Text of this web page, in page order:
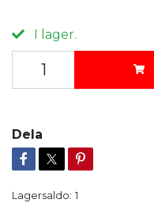
I lager.
Dela
Lagersaldo: 1